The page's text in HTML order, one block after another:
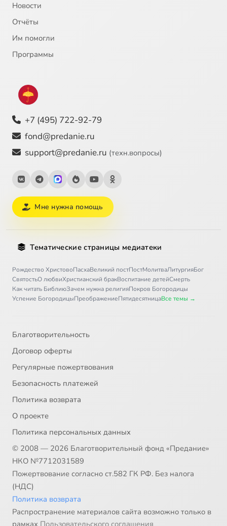
Новости
Отчёты
Им помогли
Программы
+7 (495) 722-92-79
fond@predanie.ru
support@predanie.ru (техн.вопросы)
Мне нужна помощь
Тематические страницы медиатеки
Рождество ХристовоПасхаВеликий постПостМолитваЛитургияБог
СвятостьО любвиХристианский бракВоспитание детейСмерть
Как читать БиблиюЗачем нужна религияПокров Богородицы
Успение БогородицыПреображениеПятидесятницаВсе темы →
Благотворительность
Договор оферты
Регулярные пожертвования
Безопасность платежей
Политика возврата
О проекте
Политика персональных данных
© 2008 — 2026 Благотворительный фонд «Предание»
НКО №7712031589
Пожертвование согласно ст.582 ГК РФ. Без налога
(НДС)
Политика возврата
Распространение материалов сайта возможно только в